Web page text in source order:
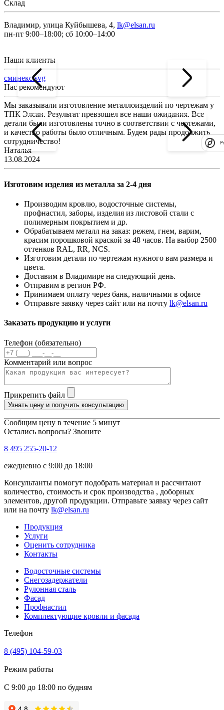
Склад
Владимир, улица Куйбышева, 4, lk@elsan.ru
пн-пт 9:00–18:00; сб 10:00–14:00
Наши клиенты
сминекс.svg
Нас рекомендуют
Мы заказывали изготовление металлоизделий по чертежам у
ТПК Элсан. Результат превзошел все наши ожидания. Все
детали были изготовлены точно в соответствии с чертежами,
и качество работы было отличным. Будем рады продолжить
сотрудничество!
Наталья
13.08.2024
Изготовим изделия из металла за 2-4 дня
Производим кровлю, водосточные системы,
профнастил, заборы, изделия из листовой стали с
полимерным покрытием и др.
Обрабатываем металл на заказ: режем, гнем, варим,
красим порошковой краской за 48 часов. На выбор 2500
оттенков RAL, RR, NCS.
Изготовим детали по чертежам нужного вам размера и
цвета.
Доставим в Владимире на следующий день.
Отправим в регион РФ.
Принимаем оплату через банк, наличными в офисе
Отправьте заявку через сайт или на почту lk@elsan.ru
Заказать продукцию и услуги
Телефон (обязательно)
Комментарий или вопрос
Прикрепить файл
Узнать цену и получить консультацию
Сообщим цену в течение 5 минут
Остались вопросы? Звоните
8 495 255-20-12
ежедневно с 9:00 до 18:00
Консультанты помогут подобрать материал и рассчитают
количество, стоимость и срок производства , доборных
элементов, другой продукции. Отправьте заявку через сайт
или на почту lk@elsan.ru
Продукция
Услуги
Оценить сотрудника
Контакты
Водосточные системы
Снегозадержатели
Рулонная сталь
Фасад
Профнастил
Комплектующие кровли и фасада
Телефон
8 (495) 104-59-03
Режим работы
С 9:00 до 18:00 по будням